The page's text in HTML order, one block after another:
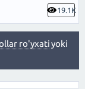
19.1K
ro'yxatiyoki